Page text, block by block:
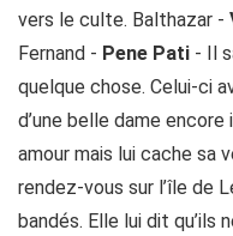
vers le culte. Balthazar -
Fernand - Pene Pati - Il
quelque chose. Celui-ci
d’une belle dame
amour mais lui cache sa
rendez-vous sur l’île de
bandés. Elle lui dit qu’ils